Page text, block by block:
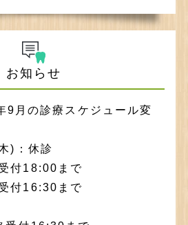
お知らせ
9月の診療スケジュール変
)：休診
付18:00まで
付16:30まで